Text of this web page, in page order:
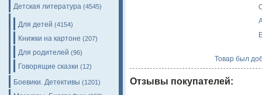
Детская литература (4545)
Для детей (4154)
Книжки на картоне (207)
Для родителей (96)
Говорящие сказки (12)
Боевики. Детективы (1201)
Товар был
Отзывы покупателей: